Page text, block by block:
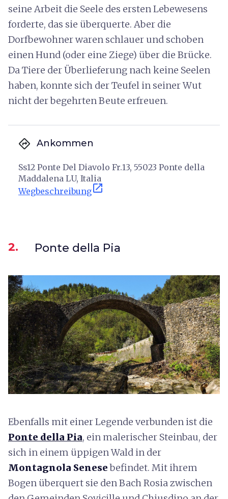
seine Arbeit die Seele des ersten Lebewesens
forderte, das sie überquerte. Aber die
Dorfbewohner waren schlauer und schoben
einen Hund (oder eine Ziege) über die Brücke.
Da Tiere der Überlieferung nach keine Seelen
haben, konnte sich der Teufel in seiner Wut
nicht der begehrten Beute erfreuen.
directions Ankommen
Ss12 Ponte Del Diavolo Fr.13, 55023 Ponte della
Maddalena LU, Italia
Wegbeschreibungopen_in_new
2. Ponte della Pia
Ebenfalls mit einer Legende verbunden ist die
Ponte della Pia, ein malerischer Steinbau, der
sich in einem üppigen Wald in der
Montagnola Senesebefindet. Mit ihrem
Bogen überquert sie den Bach Rosia zwischen